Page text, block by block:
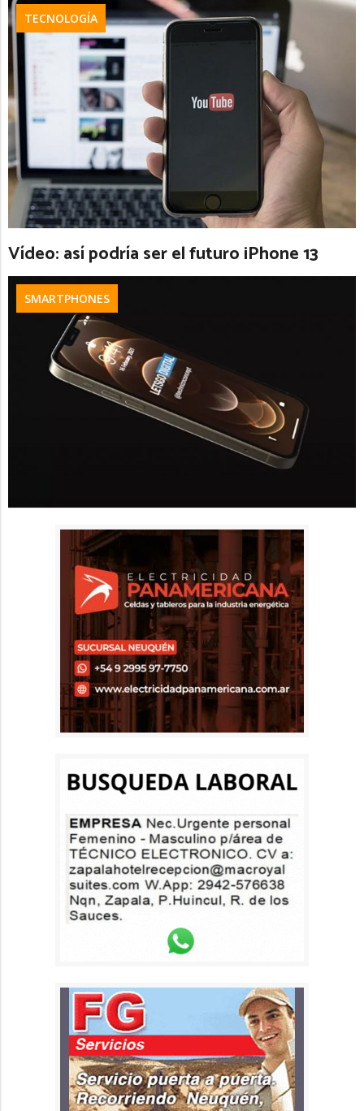
TECNOLOGÍA
Vídeo: así podría ser el futuro iPhone 13
SMARTPHONES